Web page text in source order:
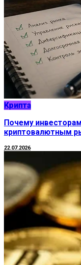
Крипта
Почему
криптовалютным
22.07.2026